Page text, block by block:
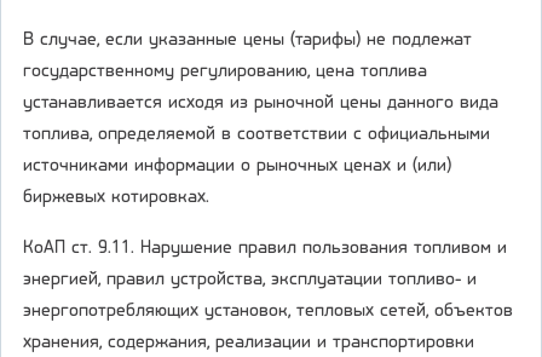
В случае, если указанные цены (тарифы) не подлежат
государственному регулированию, цена топлива
устанавливается исходя из рыночной цены данного вида
топлива, определяемой в соответствии с официальными
источниками информации о рыночных ценах и (или)
биржевых котировках.
КоАП ст. 9.11. Нарушение правил пользования топливом и
энергией, правил устройства, эксплуатации топливо- и
энергопотребляющих установок, тепловых сетей, объектов
хранения, содержания, реализации и транспортировки